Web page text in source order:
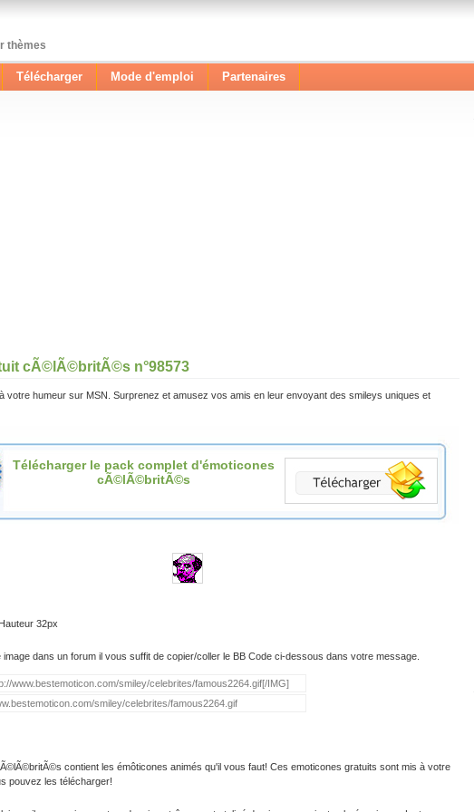
thèmes
Télécharger Mode d'emploi Partenaires
cÃ©lÃ©britÃ©s n°98573
votre humeur sur MSN. Surprenez et amusez vos amis en leur envoyant des smileys uniques et
Télécharger le pack complet d'émoticones
cÃ©lÃ©britÃ©s
32px
image dans un forum il vous suffit de copier/coller le BB Code ci-dessous dans votre message.
contient les émôticones animés qu'il vous faut! Ces emoticones gratuits sont mis à votre
pouvez les télécharger!